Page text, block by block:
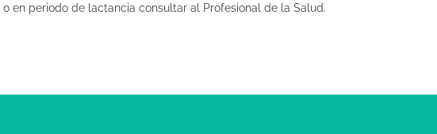
en periodo de lactancia consultar al Profesional de la Salud.